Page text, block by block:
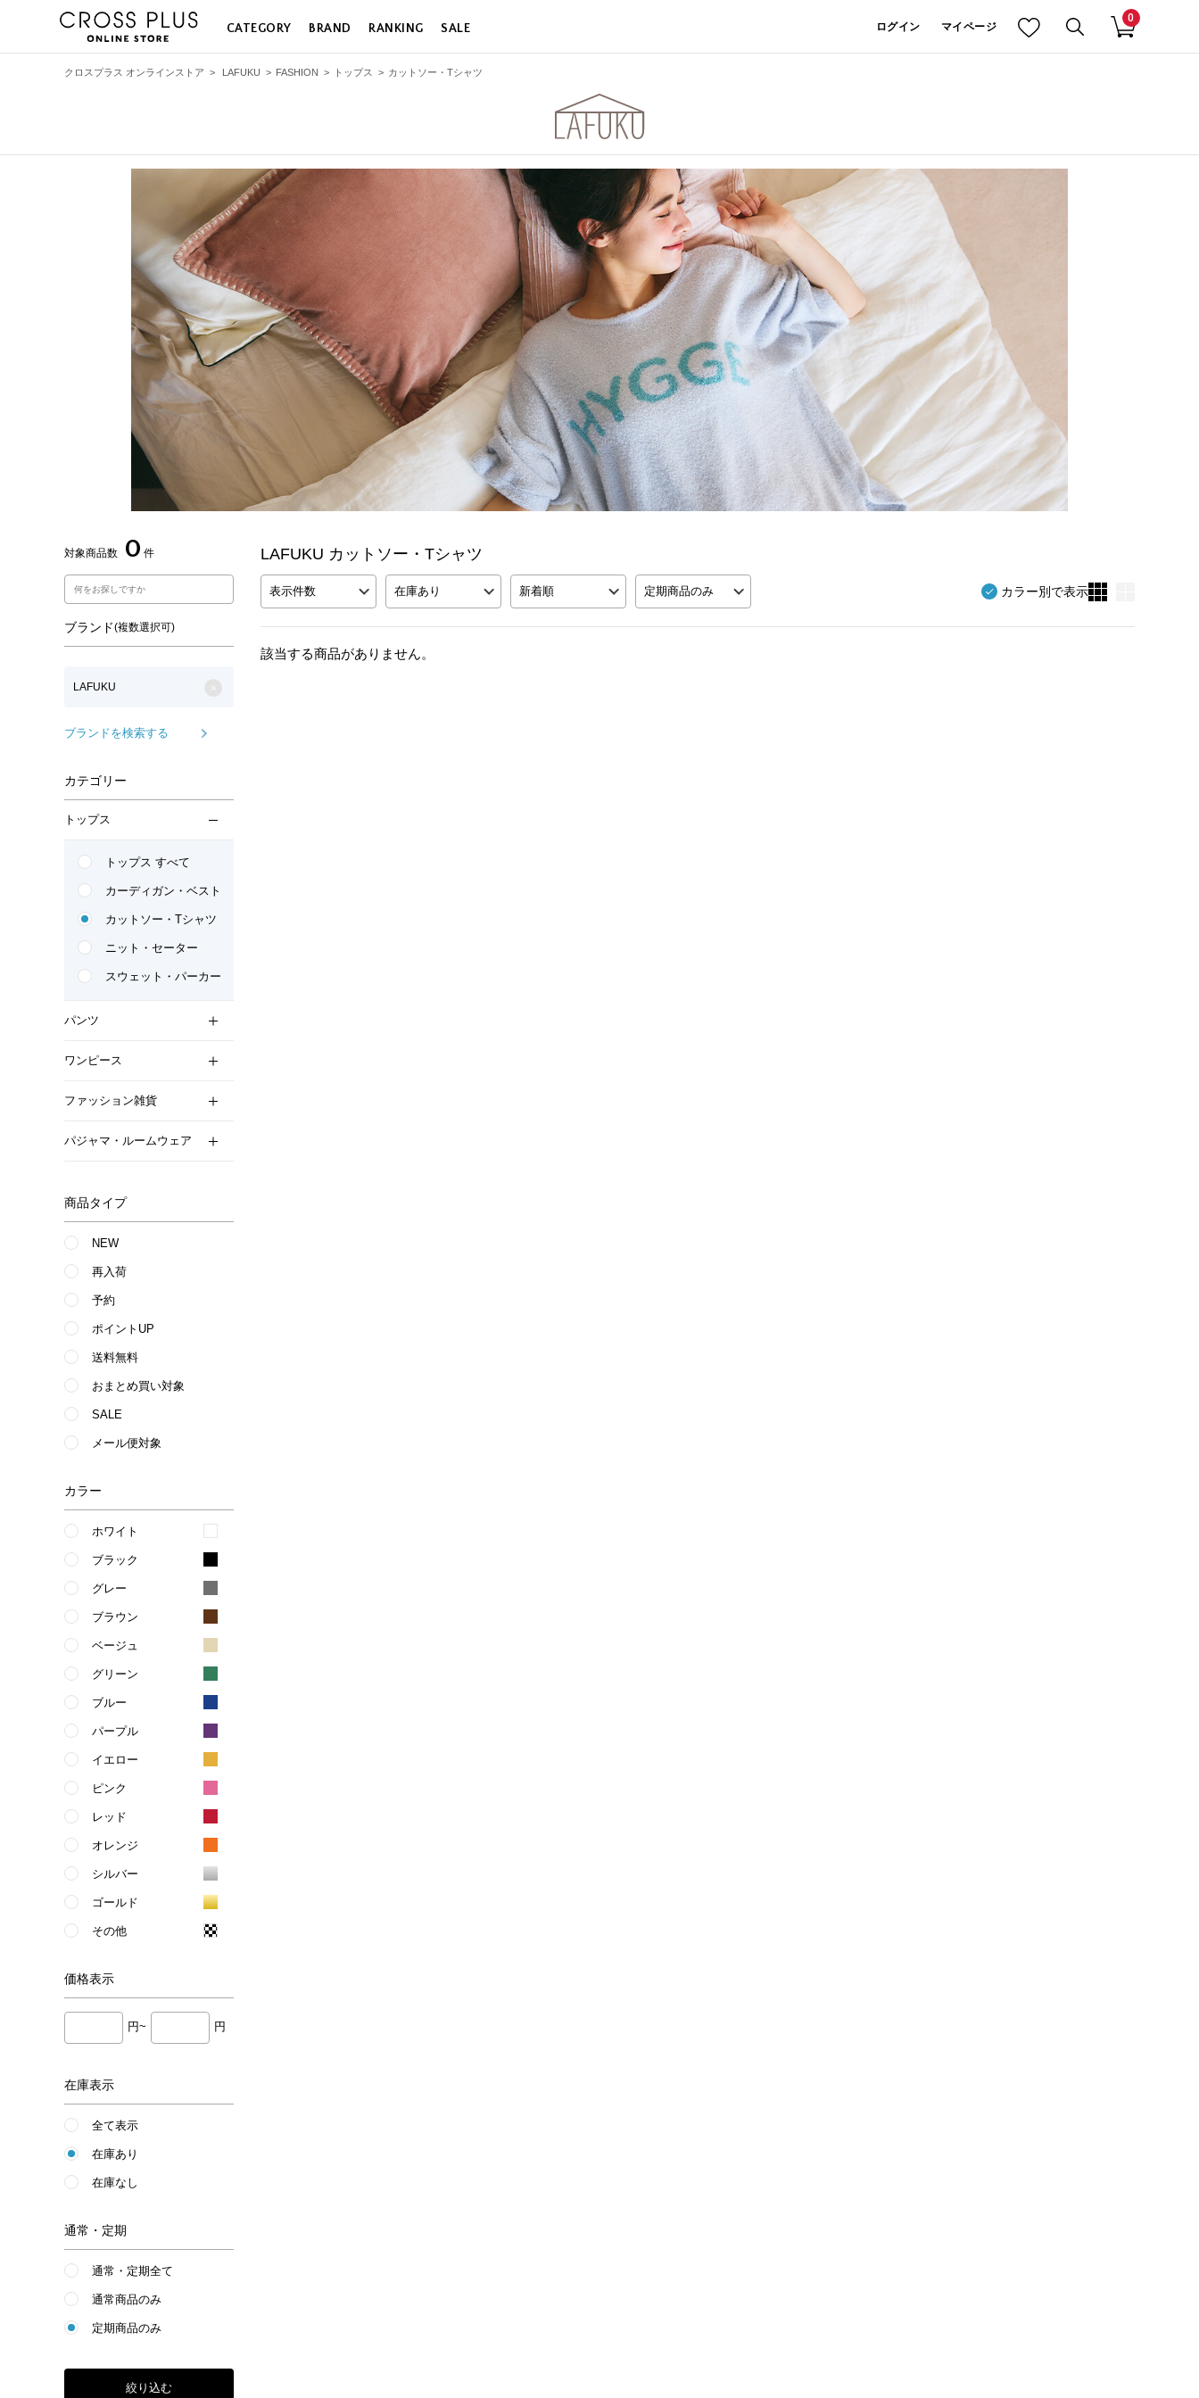
CATEGORY BRAND RANKING SALE ログイン マイページ
0
クロスプラス オンラインストア > LAFUKU > FASHION > トップス > カットソー・Tシャツ
対象商品数 0 件 LAFUKU カットソー・Tシャツ
ブランド(複数選択可)
LAFUKU
ブランドを検索する
カテゴリー
トップス
トップス すべて
カーディガン・ベスト
カットソー・Tシャツ
ニット・セーター
スウェット・パーカー
パンツ
ワンピース
ファッション雑貨
パジャマ・ルームウェア
商品タイプ
NEW
再入荷
予約
ポイントUP
送料無料
おまとめ買い対象
SALE
メール便対象
カラー
ホワイト
ブラック
グレー
ブラウン
ベージュ
グリーン
ブルー
パープル
イエロー
ピンク
レッド
オレンジ
シルバー
ゴールド
その他
価格表示
円~ 円
在庫表示
全て表示
在庫あり
在庫なし
通常・定期
通常・定期全て
通常商品のみ
定期商品のみ
絞り込む
表示件数 在庫あり 新着順 定期商品のみ カラー別で表示
該当する商品がありません。